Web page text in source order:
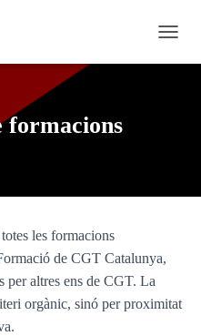
A
I
formacions
les formacions
de CGT Catalunya,
per altres ens de CGT. La
orgànic, sinó per proximitat